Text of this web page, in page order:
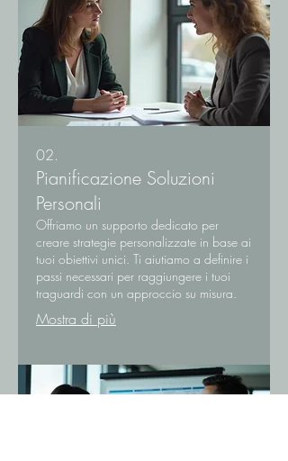
02.
Pianificazione Soluzioni
Personali
Offriamo un supporto dedicato per
creare strategie personalizzate in base ai
tuoi obiettivi unici. Ti aiutiamo a definire i
passi necessari per raggiungere i tuoi
traguardi con un approccio su misura.
Mostra di più